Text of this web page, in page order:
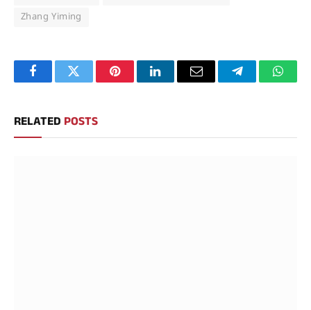
Zhang Yiming
FacebookTwitter PinterestLinkedInEmail Telegram
RELATED POSTS